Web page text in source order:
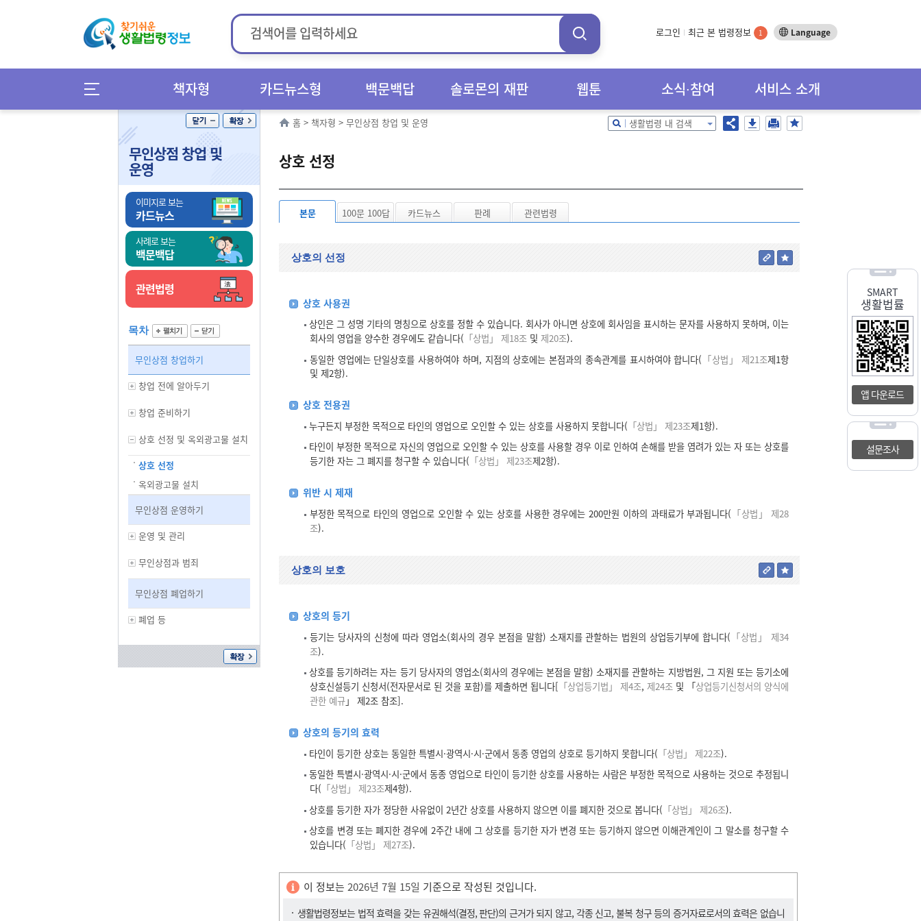
로그인 최근 본 법령정보 1 Language
책자형 카드뉴스형 백문백답 솔로몬의 재판 웹툰 소식∙참여 서비스 소개
SMART
생활법률
앱 다운로드
설문조사
무인상점 창업 및
운영
이미지로 보는
카드뉴스
사례로 보는
백문백답
관련법령
목차
무인상점 창업하기
창업 전에 알아두기
창업 준비하기
상호 선정 및 옥외광고물 설치
상호 선정
옥외광고물 설치
무인상점 운영하기
운영 및 관리
무인상점과 범죄
무인상점 폐업하기
폐업 등
홈 > 책자형 > 무인상점 창업 및 운영 생활법령 내 검색
상호 선정
본문 100문 100답 카드뉴스 판례 관련법령
상호의 선정
상호 사용권
상인은 그 성명 기타의 명칭으로 상호를 정할 수 있습니다. 회사가 아니면 상호에 회사임을 표시하는 문자를 사용하지 못하며, 이는
회사의 영업을 양수한 경우에도 같습니다( 「상법」 제18조 및 제20조).
동일한 영업에는 단일상호를 사용하여야 하며, 지점의 상호에는 본점과의 종속관계를 표시하여야 합니다( 「상법」 제21조제1항
및 제2항).
상호 전용권
누구든지 부정한 목적으로 타인의 영업으로 오인할 수 있는 상호를 사용하지 못합니다( 「상법」 제23조제1항).
타인이 부정한 목적으로 자신의 영업으로 오인할 수 있는 상호를 사용할 경우 이로 인하여 손해를 받을 염려가 있는 자 또는 상호를
등기한 자는 그 폐지를 청구할 수 있습니다( 「상법」 제23조제2항).
위반 시 제재
부정한 목적으로 타인의 영업으로 오인할 수 있는 상호를 사용한 경우에는 200만원 이하의 과태료가 부과됩니다( 「상법」 제28
조).
상호의 보호
상호의 등기
등기는 당사자의 신청에 따라 영업소(회사의 경우 본점을 말함) 소재지를 관할하는 법원의 상업등기부에 합니다( 「상법」 제34
조).
상호를 등기하려는 자는 등기 당사자의 영업소(회사의 경우에는 본점을 말함) 소재지를 관할하는 지방법원, 그 지원 또는 등기소에
상호신설등기 신청서(전자문서로 된 것을 포함)를 제출하면 됩니다[ 「상업등기법」 제4조, 제24조 및 「상업등기신청서의 양식에
관한 예규」 제2조 참조].
상호의 등기의 효력
타인이 등기한 상호는 동일한 특별시·광역시·시·군에서 동종 영업의 상호로 등기하지 못합니다( 「상법」 제22조).
동일한 특별시·광역시·시·군에서 동종 영업으로 타인이 등기한 상호를 사용하는 사람은 부정한 목적으로 사용하는 것으로 추정됩니
다( 「상법」 제23조제4항).
상호를 등기한 자가 정당한 사유없이 2년간 상호를 사용하지 않으면 이를 폐지한 것으로 봅니다( 「상법」 제26조).
상호를 변경 또는 폐지한 경우에 2주간 내에 그 상호를 등기한 자가 변경 또는 등기하지 않으면 이해관계인이 그 말소를 청구할 수
있습니다( 「상법」 제27조).
이 정보는 2026년 7월 15일 기준으로 작성된 것입니다.
생활법령정보는 법적 효력을 갖는 유권해석(결정, 판단)의 근거가 되지 않고, 각종 신고, 불복 청구 등의 증거자료로서의 효력은 없습니